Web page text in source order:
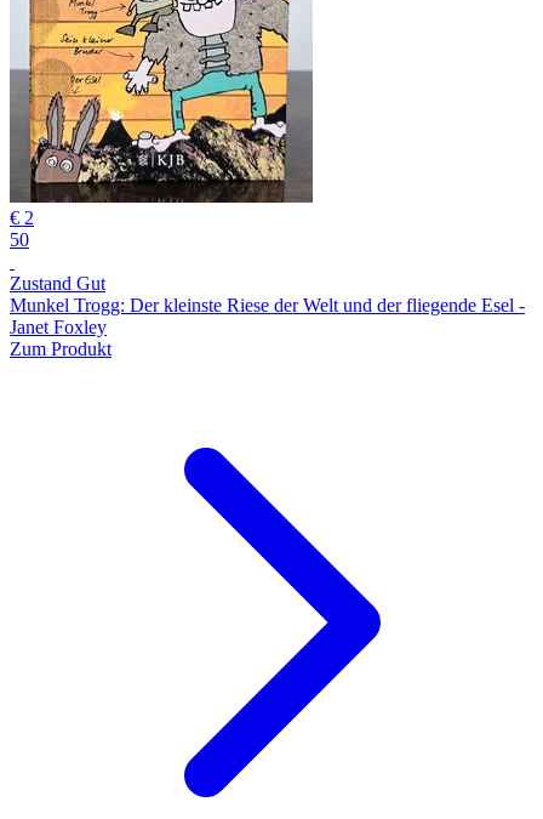
€ 2
50
Zustand Gut
Munkel Trogg: Der kleinste Riese der Welt und der fliegende Esel -
Janet Foxley
Zum Produkt